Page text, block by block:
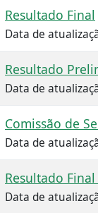
Resultado Final
Data de
Resultado
Data de
Comissão de
Data de
Resultado
Data de